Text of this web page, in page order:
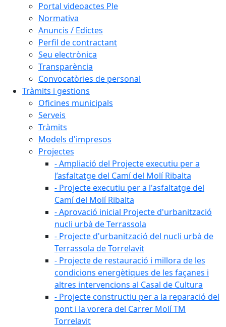
Portal videoactes Ple
Normativa
Anuncis / Edictes
Perfil de contractant
Seu electrònica
Transparència
Convocatòries de personal
Tràmits i gestions
Oficines municipals
Serveis
Tràmits
Models d'impresos
Projectes
- Ampliació del Projecte executiu per a
l’asfaltatge del Camí del Molí Ribalta
- Projecte executiu per a l'asfaltatge del
Camí del Molí Ribalta
- Aprovació inicial Projecte d'urbanització
nucli urbà de Terrassola
- Projecte d'urbanització del nucli urbà de
Terrassola de Torrelavit
- Projecte de restauració i millora de les
condicions energètiques de les façanes i
altres intervencions al Casal de Cultura
- Projecte constructiu per a la reparació del
pont i la vorera del Carrer Molí TM
Torrelavit